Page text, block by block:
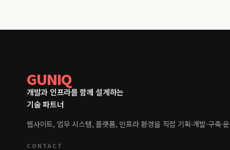
GUNIQ
개발과 인프라를 함께 설계하는
기술 파트너
웹사이트, 업무 시스템, 플랫폼, 인프라 환경을 직접 기획·개발·구축·
CONTACT